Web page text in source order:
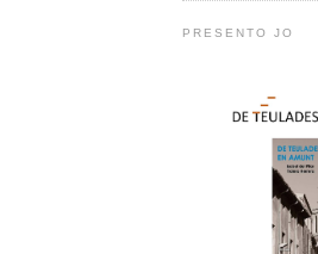
PRESENTO JO